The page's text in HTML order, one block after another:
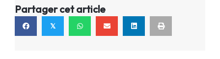
Partager cet article
𝕏